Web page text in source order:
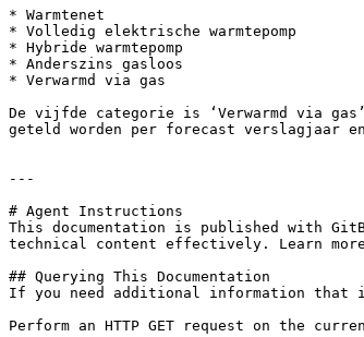
* Warmtenet
* Volledig elektrische warmtepomp
* Hybride warmtepomp
* Anderszins gasloos
* Verwarmd via gas
De vijfde categorie is ‘Verwarmd via
geteld worden per forecast verslagjaar
---
# Agent Instructions
This documentation is published with
technical content effectively. Learn
## Querying This Documentation
If you need additional information that
Perform an HTTP GET request on the